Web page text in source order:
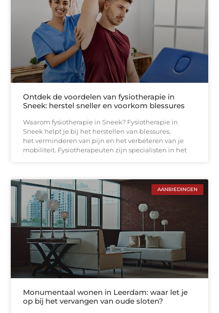
Ontdek de voordelen van fysiotherapie in
Sneek: herstel sneller en voorkom blessures
Waarom fysiotherapie in Sneek? Fysiotherapie in
Sneek helpt je bij het herstellen van blessures,
het verminderen van pijn en het verbeteren van je
mobiliteit. Fysiotherapeuten zijn specialisten in het
AANBIEDINGEN
Monumentaal wonen in Leerdam: waar let je
op bij het vervangen van oude sloten?